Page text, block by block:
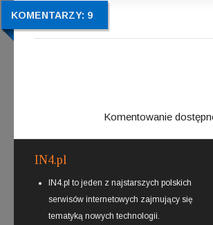
KOMENTARZY: 9
Komentowanie
IN4.pl
IN4.pl to jeden z najstarszych polskich
serwisów internetowych zajmujący się
tematyką nowych technologii.